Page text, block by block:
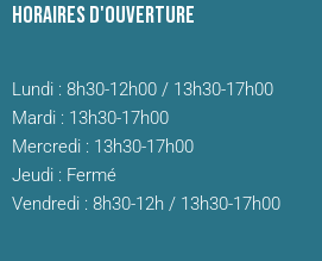
HORAIRES D'OUVERTURE
Lundi : 8h30-12h00 / 13h30-17h00
Mardi : 13h30-17h00
Mercredi : 13h30-17h00
Jeudi : Fermé
Vendredi : 8h30-12h / 13h30-17h00